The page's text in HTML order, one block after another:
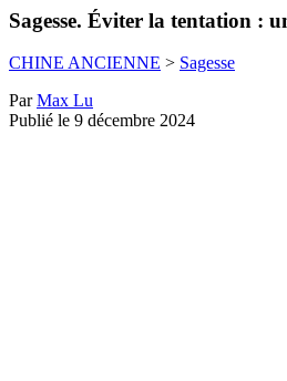
Sagesse. Éviter la tentation :
CHINE ANCIENNE > Sagesse
ParMax Lu
Publié le 9 décembre 2024